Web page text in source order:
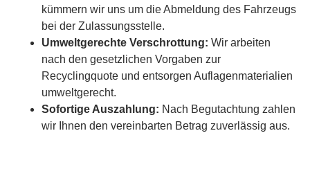
kümmern wir uns um die Abmeldung des Fahrzeugs
bei der Zulassungsstelle.
Umweltgerechte Verschrottung: Wir arbeiten
nach den gesetzlichen Vorgaben zur
Recyclingquote und entsorgen Auflagenmaterialien
umweltgerecht.
Sofortige Auszahlung: Nach Begutachtung zahlen
wir Ihnen den vereinbarten Betrag zuverlässig aus.